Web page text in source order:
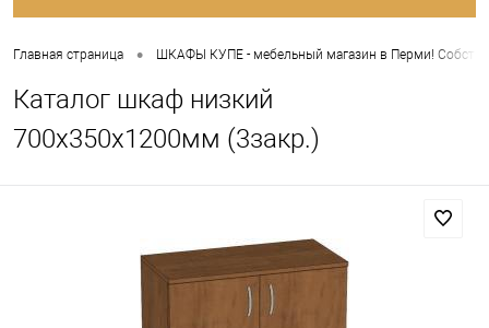
Главная страница • ШКАФЫ КУПЕ - мебельный магазин в Перми!
Каталог шкаф низкий
700х350х1200мм (3закр.)